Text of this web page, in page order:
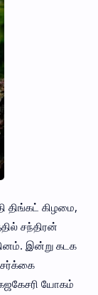
திங்கட் கிழமை,
சந்திரன்
இன்று கடக
யோகம்